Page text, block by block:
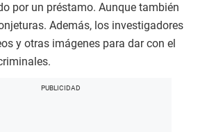
por un préstamo. Aunque también
Además, los investigadores
y otras imágenes para dar con el